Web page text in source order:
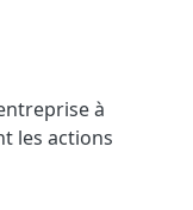
à
les actions